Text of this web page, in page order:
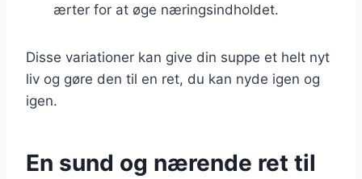
ærter for at øge næringsindholdet.
Disse variationer kan give din suppe et helt nyt
liv og gøre den til en ret, du kan nyde igen og
igen.
En sund og nærende ret til